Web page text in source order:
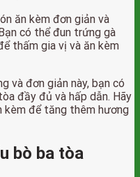
ăn kèm đơn giản và
có thể đun trứng gà
thấm gia vị và ăn kèm
và đơn giản này, bạn có
đầy đủ và hấp dẫn. Hãy
kèm để tăng thêm hương
bò ba tòa